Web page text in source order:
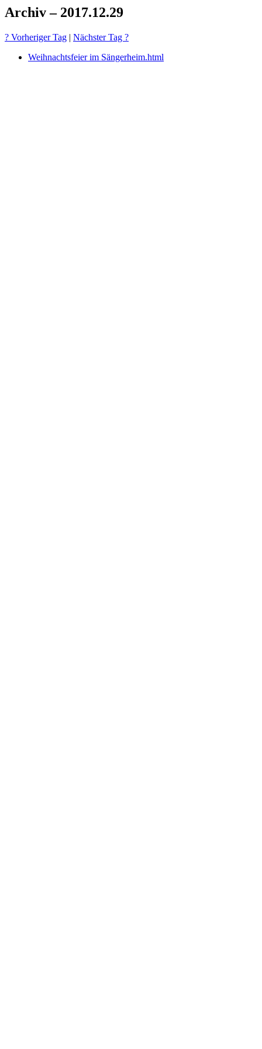
Archiv – 2017.12.29
? Vorheriger Tag | Nächster Tag ?
Weihnachtsfeier im Sängerheim.html